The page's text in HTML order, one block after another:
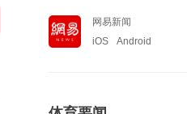
网易新闻
iOS
Android